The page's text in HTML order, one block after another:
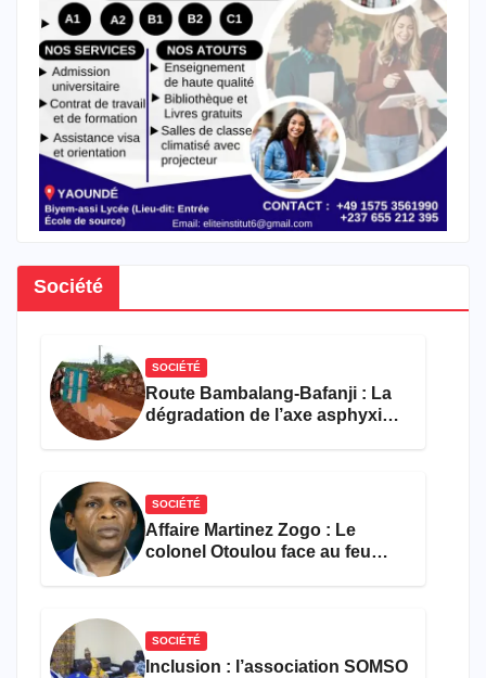
Société
SOCIÉTÉ
Route Bambalang-Bafanji : La
dégradation de l’axe asphyxie
SOCIÉTÉ
Affaire Martinez Zogo : Le
colonel Otoulou face au feu
SOCIÉTÉ
Inclusion : l’association SOMSO